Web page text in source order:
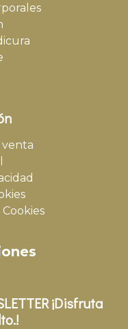
venta
¡Disfruta